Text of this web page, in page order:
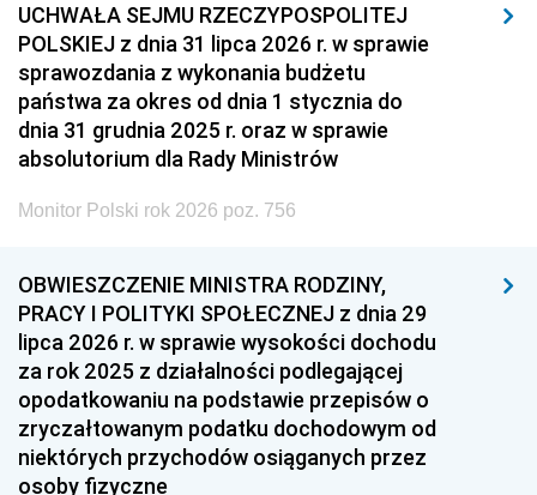
UCHWAŁA SEJMU RZECZYPOSPOLITEJ
POLSKIEJ z dnia 31 lipca 2026 r. w sprawie
sprawozdania z wykonania budżetu
państwa za okres od dnia 1 stycznia do
dnia 31 grudnia 2025 r. oraz w sprawie
absolutorium dla Rady Ministrów
Monitor Polski rok 2026 poz. 756
OBWIESZCZENIE MINISTRA RODZINY,
PRACY I POLITYKI SPOŁECZNEJ z dnia 29
lipca 2026 r. w sprawie wysokości dochodu
za rok 2025 z działalności podlegającej
opodatkowaniu na podstawie przepisów o
zryczałtowanym podatku dochodowym od
niektórych przychodów osiąganych przez
osoby fizyczne